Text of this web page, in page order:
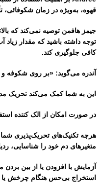
قهوه، به‌ویژه در زمان شکوفائی،
توجه داشته باشید که مقدار
کافی جلوگیری کند.
آندره می‌گوید: «بر روی شکوفه و
این به شما کمک می‌کند تحریک
در صورت امکان از الک کننده
هرچه تکنیک‌های تحریک‌پذیری شما
متغیرهای دم خود را شناسایی،
آزمایش با افزودن یا از بین
استخراج بی‌حس هنگام چرخش یا